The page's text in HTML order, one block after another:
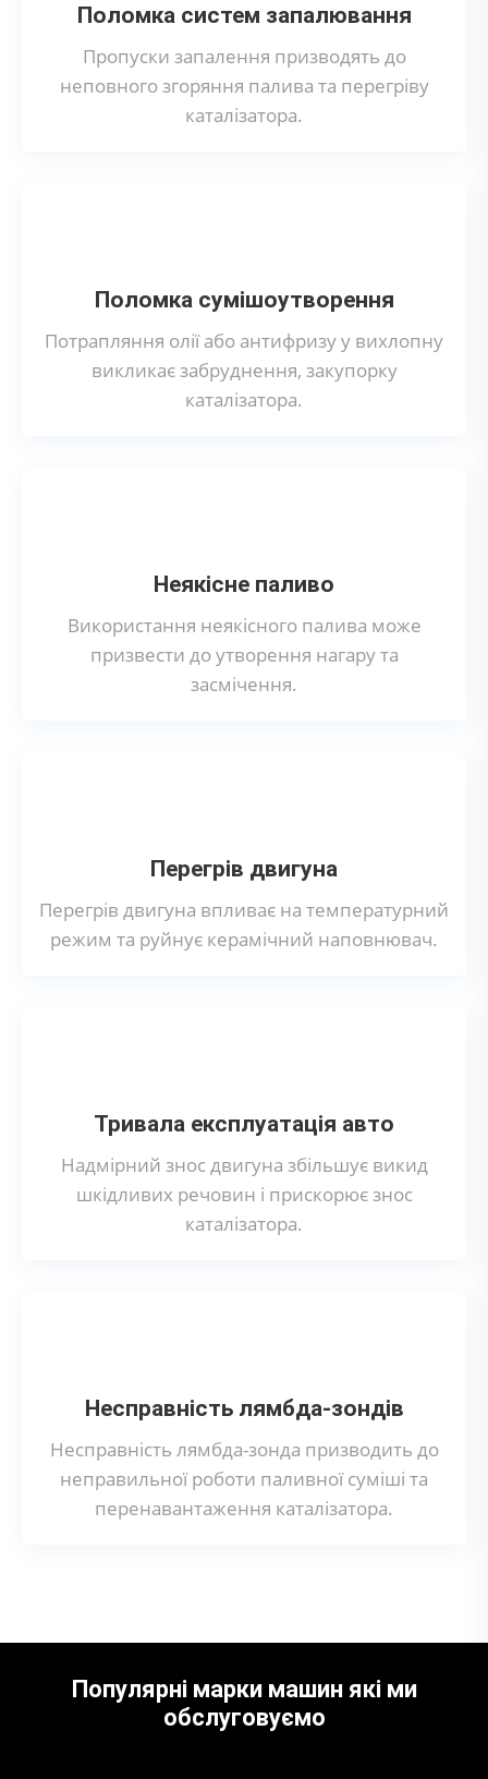
Поломка систем запалювання
Пропуски запалення призводять до
неповного згоряння палива та перегріву
каталізатора.
Поломка сумішоутворення
Потрапляння олії або антифризу у вихлопну
викликає забруднення, закупорку
каталізатора.
Неякісне паливо
Використання неякісного палива може
призвести до утворення нагару та
засмічення.
Перегрів двигуна
Перегрів двигуна впливає на температурний
режим та руйнує керамічний наповнювач.
Тривала експлуатація авто
Надмірний знос двигуна збільшує викид
шкідливих речовин і прискорює знос
каталізатора.
Несправність лямбда-зондів
Несправність лямбда-зонда призводить до
неправильної роботи паливної суміші та
перенавантаження каталізатора.
Популярні марки машин які ми
обслуговуємо